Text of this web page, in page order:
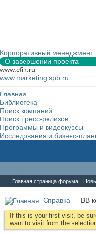
Корпоративный менеджмент
О завершении проекта
www.cfin.ru
www.marketing.spb.ru
Главная
Библиотека
Поиск компаний
Поиск пресс-релизов
Программы и видеокурсы
Исследования и бизнес-
Главная страница форума
Справка BB
If this is your first visit, be
want to visit from the